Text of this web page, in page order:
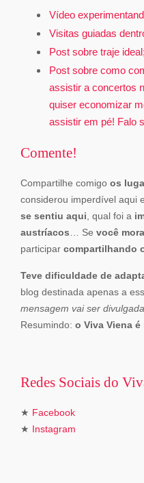
Vídeo
Visitas guiadas
Post sobre traje ideal;
Post sobre como
assistir a concertos
quiser economizar
assistir em pé! Falo
Comente!
Compartilhe comigo os
considerou imperdível aqui
se sentiu aqui, qual foi a
austríacos … Se você
participar compartilhando
Teve dificuldade de
blog destinada apenas a
mensagem vai ser
Resumindo: o Viva Viena
Redes Sociais do
★ Facebook
★
Instagram